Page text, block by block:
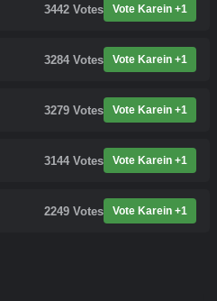
3442 Votes Vote Karein +1
3284 Votes Vote Karein +1
3279 Votes Vote Karein +1
3144 Votes Vote Karein +1
2249 Votes Vote Karein +1